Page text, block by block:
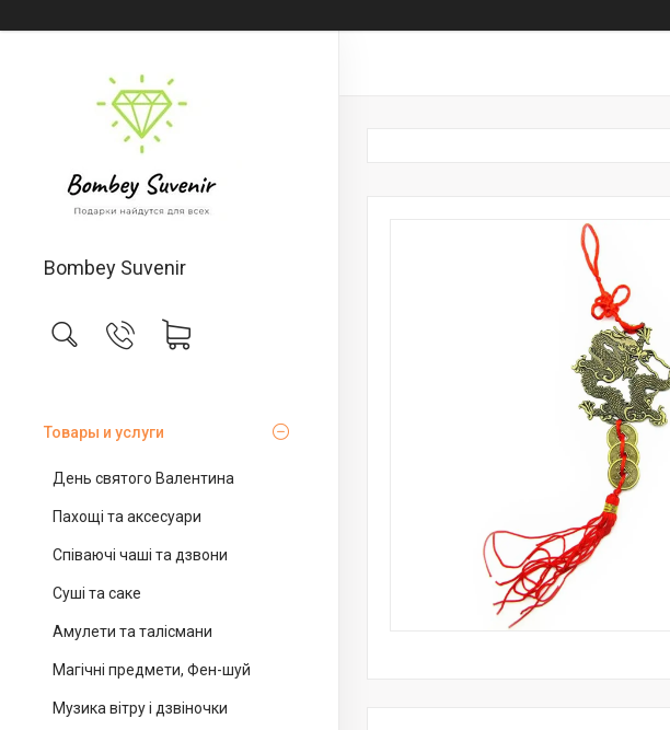
Bombey Suvenir
Товары и услуги
День святого Валентина
Пахощі та аксесуари
Співаючі чаші та дзвони
Суші та саке
Амулети та талісмани
Магічні предмети, Фен-шуй
Музика вітру і дзвіночки